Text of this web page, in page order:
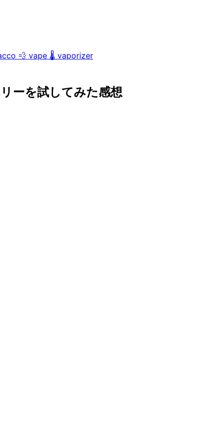
💨 vape 🌡️ vaporizer
ーを試してみた感想